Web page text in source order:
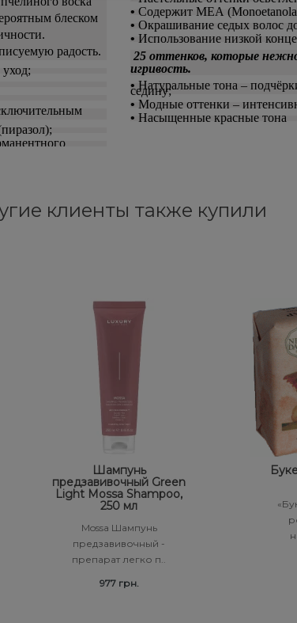
блеском
радость.
• Содержит MEA
• Окрашивание седых волос
• Использование низкой
25 оттенков, которые
игривость.
• Натуральные тона –
седину;
• Модные оттенки –
• Насыщенные красные тона
клиенты также купили
Шампунь
предзавивочный Green
Light Mossa Shampoo,
250 мл
Mossa Шампунь
предзавивочный -
препарат легко п..
977 грн.